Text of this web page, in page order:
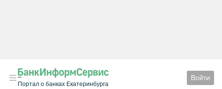
Портал о банках Екатеринбурга
Войти